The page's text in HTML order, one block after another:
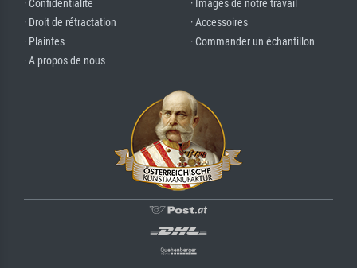
· Confidentialité
· Droit de rétractation
· Plaintes
· A propos de nous
· Images de notre travail
· Accessoires
· Commander un échantillon